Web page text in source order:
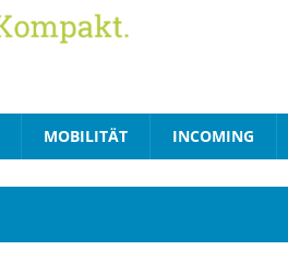
MOBILITÄT INCOMING